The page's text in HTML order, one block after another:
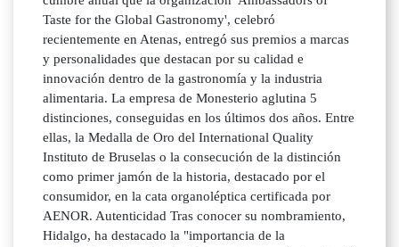
Taste for the Global Gastronomy', celebró
recientemente en Atenas, entregó sus premios a marcas
y personalidades que destacan por su calidad e
innovación dentro de la gastronomía y la industria
alimentaria. La empresa de Monesterio aglutina 5
distinciones, conseguidas en los últimos dos años. Entre
ellas, la Medalla de Oro del International Quality
Instituto de Bruselas o la consecución de la distinción
como primer jamón de la historia, destacado por el
consumidor, en la cata organoléptica certificada por
AENOR. Autenticidad Tras conocer su nombramiento,
Hidalgo, ha destacado la "importancia de la